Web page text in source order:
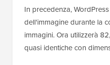
In precedenza,
dell'immagine durante la
immagini. Ora utilizzerà
quasi identiche con